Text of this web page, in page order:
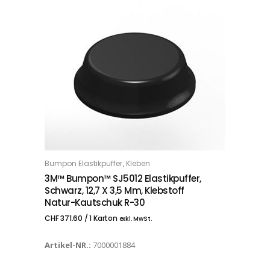
IN DEN WARENKORB
Bumpon Elastikpuffer, Kleben
3M™ Bumpon™ SJ5012 Elastikpuffer,
Schwarz, 12,7 X 3,5 Mm, Klebstoff
Natur-Kautschuk R-30
CHF371.60 / 1 Karton exkl. MwSt.
Artikel-NR.: 7000001884